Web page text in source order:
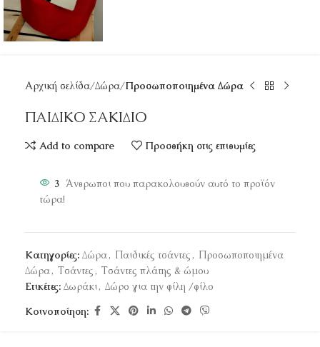
Αρχική σελίδα Δώρα Προσωποποιημένα Δώρα
ΠΑΙΔΙΚΟ ΣΑΚΙΔΙΟ
Add to compare Προσθήκη στις επιθυμίες
3 Άνθρωποι που παρακολουθούν αυτό το προϊόν
τώρα!
Κατηγορίες: Δώρα, Παιδικές τσάντες , Προσωποποιημένα
Δώρα, Τσάντες , Τσάντες πλάτης & ώμου
Ετικέτες: Δωράκι, Δώρο για την φίλη /φίλο
Κοινοποίηση: